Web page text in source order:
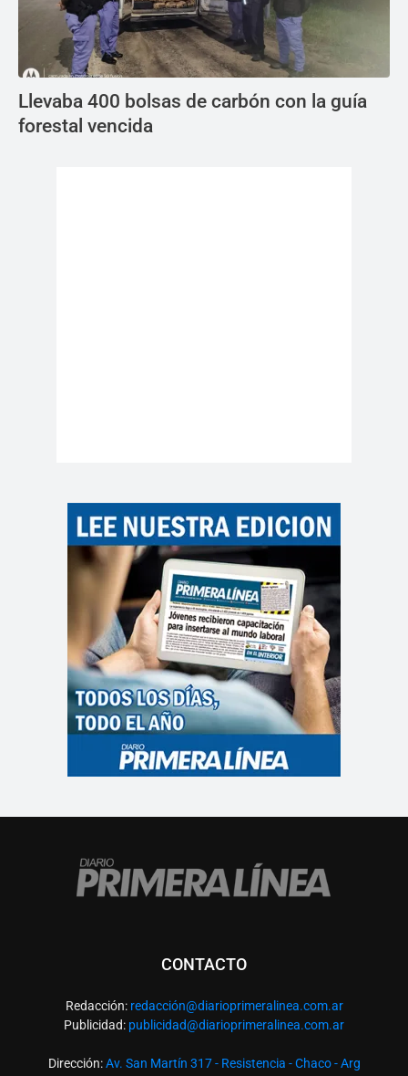
Llevaba 400 bolsas de carbón con la guía
forestal vencida
CONTACTO
Redacción: redacción@diarioprimeralinea.com.ar
Publicidad: publicidad@diarioprimeralinea.com.ar
Dirección:Av. San Martín 317 - Resistencia - Chaco - Arg